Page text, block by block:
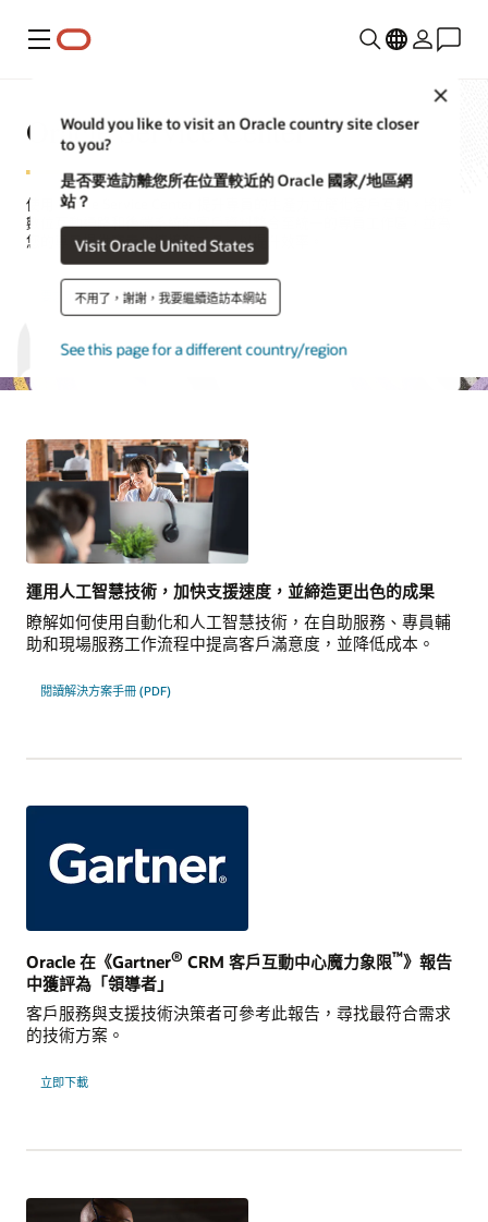
功能表
Would you like to visit an Oracle country site closer
to you?
是否要造訪離您所在位置較近的 Oracle 國家/地區網
站？
Visit Oracle United States
不用了，謝謝，我要繼續造訪本網站
See this page for a different country/region
Oracle Service Center
使用 Oracle Service Center 提升專員的生產力並簡化客戶互動。將跨
數位互動通路和後端系統的客戶資料整合至統一的專員工作區，並為
您的專員提供寶貴的情境和工具，以提升效率。
要求示範
運用人工智慧技術，加快支援速度，並締造更出色的成果
瞭解如何使用自動化和人工智慧技術，在自助服務、專員輔
助和現場服務工作流程中提高客戶滿意度，並降低成本。
閱讀解決方案手冊 (PDF)
Oracle 在《Gartner® CRM 客戶互動中心魔力象限™》報告
中獲評為「領導者」
客戶服務與支援技術決策者可參考此報告，尋找最符合需求
的技術方案。
立即下載